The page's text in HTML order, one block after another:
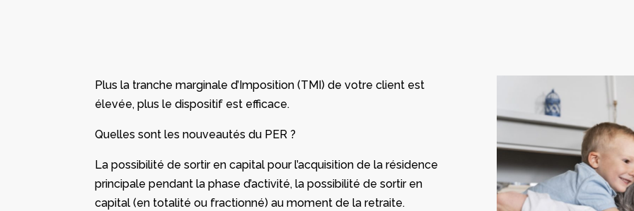
Plus la tranche marginale d’Imposition (TMI) de votre client est
élevée, plus le dispositif est efficace.
Quelles sont les nouveautés du PER ?
La possibilité de sortir en capital pour l’acquisition de la résidence
principale pendant la phase d’activité, la possibilité de sortir en
capital (en totalité ou fractionné) au moment de la retraite.